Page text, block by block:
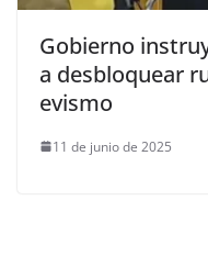
Gobierno
a desbloquear
evismo
11 de junio de 2025